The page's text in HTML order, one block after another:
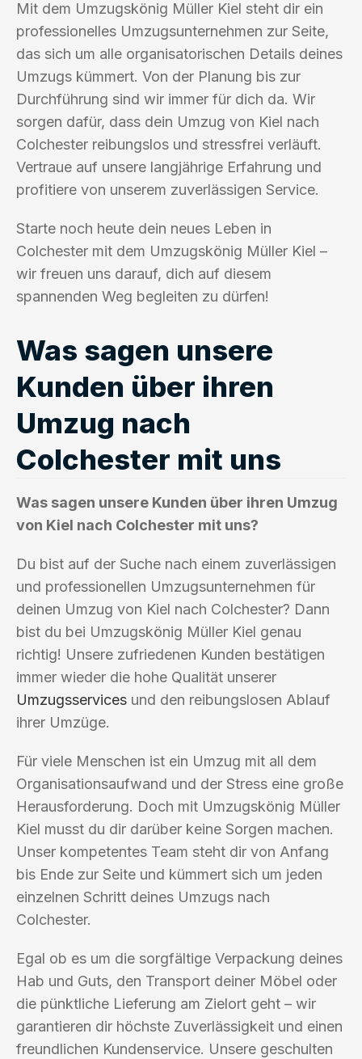
Mit dem Umzugskönig Müller Kiel steht dir ein
professionelles Umzugsunternehmen zur Seite,
das sich um alle organisatorischen Details deines
Umzugs kümmert. Von der Planung bis zur
Durchführung sind wir immer für dich da. Wir
sorgen dafür, dass dein Umzug von Kiel nach
Colchester reibungslos und stressfrei verläuft.
Vertraue auf unsere langjährige Erfahrung und
profitiere von unserem zuverlässigen Service.
Starte noch heute dein neues Leben in
Colchester mit dem Umzugskönig Müller Kiel –
wir freuen uns darauf, dich auf diesem
spannenden Weg begleiten zu dürfen!
Was sagen unsere
Kunden über ihren
Umzug nach
Colchester mit uns
Was sagen unsere Kunden über ihren Umzug
von Kiel nach Colchester mit uns?
Du bist auf der Suche nach einem zuverlässigen
und professionellen Umzugsunternehmen für
deinen Umzug von Kiel nach Colchester? Dann
bist du bei Umzugskönig Müller Kiel genau
richtig! Unsere zufriedenen Kunden bestätigen
immer wieder die hohe Qualität unserer
Umzugsservices und den reibungslosen Ablauf
ihrer Umzüge.
Für viele Menschen ist ein Umzug mit all dem
Organisationsaufwand und der Stress eine große
Herausforderung. Doch mit Umzugskönig Müller
Kiel musst du dir darüber keine Sorgen machen.
Unser kompetentes Team steht dir von Anfang
bis Ende zur Seite und kümmert sich um jeden
einzelnen Schritt deines Umzugs nach
Colchester.
Egal ob es um die sorgfältige Verpackung deines
Hab und Guts, den Transport deiner Möbel oder
die pünktliche Lieferung am Zielort geht – wir
garantieren dir höchste Zuverlässigkeit und einen
freundlichen Kundenservice. Unsere geschulten